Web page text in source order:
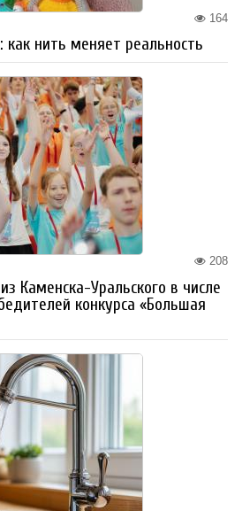
164
как нить меняет реальность
208
Каменска-Уральского в числе
конкурса «Большая